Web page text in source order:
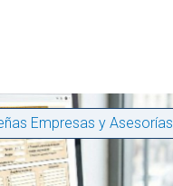
Empresas y Asesorías